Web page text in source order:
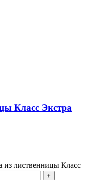
Класс Экстра
из лиственницы Класс